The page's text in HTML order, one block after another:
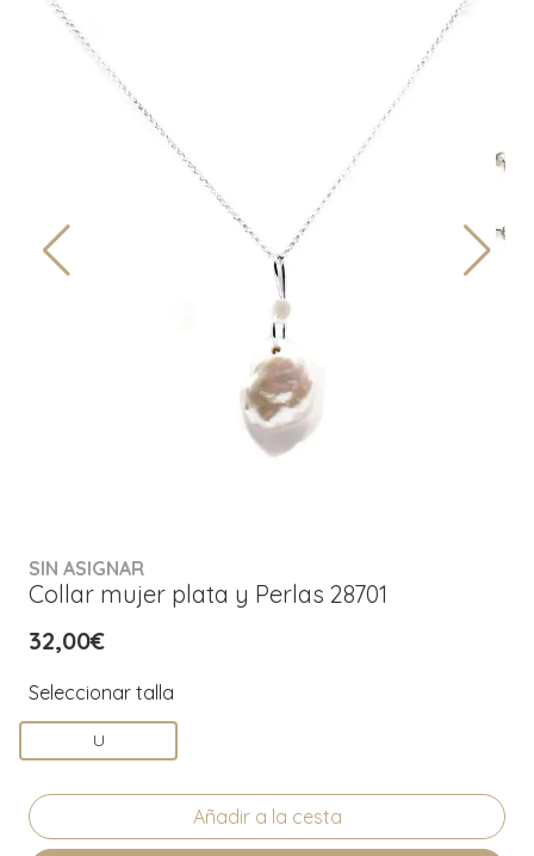
SIN ASIGNAR
Collar mujer plata y Perlas 28701
32,00€
Seleccionar talla
U